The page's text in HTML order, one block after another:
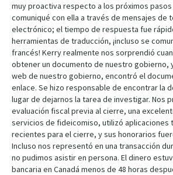
muy proactiva respecto a los próximos pasos
comuniqué con ella a través de mensajes de
electrónico; el tiempo de respuesta fue
herramientas de traducción, ¡incluso se
francés! Kerry realmente nos sorprendió
obtener un documento de nuestro gobierno,
web de nuestro gobierno, encontró el
enlace. Se hizo responsable de encontrar la
lugar de dejarnos la tarea de investigar. Nos
evaluación fiscal previa al cierre, una
servicios de fideicomiso, utilizó aplicaciones
recientes para el cierre, y sus honorarios
Incluso nos representó en una transacción
no pudimos asistir en persona. El dinero
bancaria en Canadá menos de 48 horas